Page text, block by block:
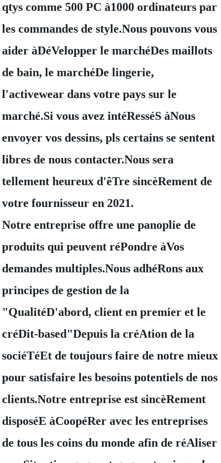
qtys comme 500 PC à1000 ordinateurs par
les commandes de style.Nous pouvons vous
aider àDéVelopper le marchéDes maillots
de bain, le marchéDe lingerie,
l'activewear dans votre pays sur le
marché.Si vous avez intéResséS àNous
envoyer vos dessins, pls certains se sentent
libres de nous contacter.Nous sera
tellement heureux d'êTre sincèRement de
votre fournisseur en 2021.
Notre entreprise offre une panoplie de
produits qui peuvent réPondre àVos
demandes multiples.Nous adhéRons aux
principes de gestion de la
"QualitéD'abord, client en premier et le
créDit-based"Depuis la créAtion de la
sociéTéEt de toujours faire de notre mieux
pour satisfaire les besoins potentiels de nos
clients.Notre entreprise est sincèRement
disposéE àCoopéRer avec les entreprises
de tous les coins du monde afin de réAliser